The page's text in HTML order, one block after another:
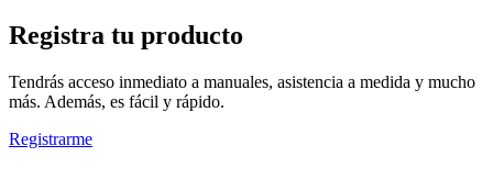
Registra tu producto
Tendrás acceso inmediato a manuales, asistencia a medida y mucho
más. Además, es fácil y rápido.
Registrarme